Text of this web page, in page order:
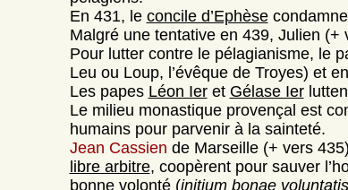
En 431, le concile d’Ephèse
Malgré une tentative en 439, Julien
Pour lutter contre le pélagianisme, le
Leu ou Loup, l’évêque de Troyes) et
Les papes Léon Ieret Gélase Ier
Le milieu monastique provençal est
humains pour parvenir à la sainteté.
Jean Cassien de Marseille (+ vers
libre arbitre, coopèrent pour sauver
bonne volonté (initium bonae voluntatis